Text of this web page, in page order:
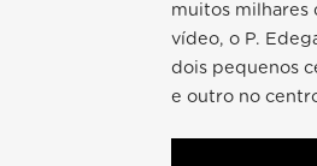
muitos milhares
vídeo, o P.
dois pequenos
e outro no